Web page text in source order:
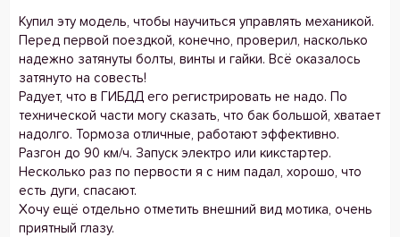
Купил эту модель, чтобы научиться управлять механикой.
Перед первой поездкой, конечно, проверил, насколько
надежно затянуты болты, винты и гайки. Всё оказалось
затянуто на совесть!
Радует, что в ГИБДД его регистрировать не надо. По
технической части могу сказать, что бак большой, хватает
надолго. Тормоза отличные, работают эффективно.
Разгон до 90 км/ч. Запуск электро или кикстартер.
Несколько раз по первости я с ним падал, хорошо, что
есть дуги, спасают.
Хочу ещё отдельно отметить внешний вид мотика, очень
приятный глазу.